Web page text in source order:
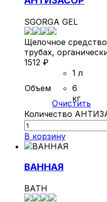
SGORGA GEL
Щелочное
трубах,
1512 ₽
Объем
1 л
6
кг
Очистить
Количество
В корзину
ВАННАЯ
BATH